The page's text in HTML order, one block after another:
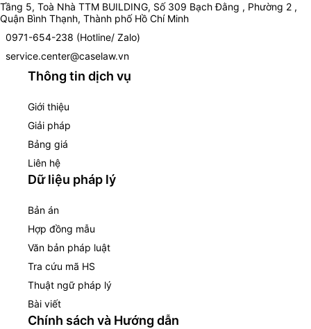
Tầng 5, Toà Nhà TTM BUILDING, Số 309 Bạch Đằng , Phường 2 ,
Quận Bình Thạnh, Thành phố Hồ Chí Minh
0971-654-238 (Hotline/ Zalo)
service.center@caselaw.vn
Thông tin dịch vụ
Giới thiệu
Giải pháp
Bảng giá
Liên hệ
Dữ liệu pháp lý
Bản án
Hợp đồng mẫu
Văn bản pháp luật
Tra cứu mã HS
Thuật ngữ pháp lý
Bài viết
Chính sách và Hướng dẫn